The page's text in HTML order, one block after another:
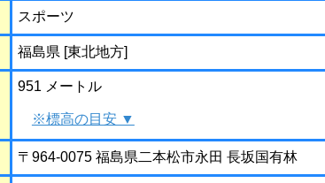
スポーツ
福島県 [東北地方]
951 メートル
※標高の目安 ▼
〒964-0075 福島県二本松市永田 長坂国有林